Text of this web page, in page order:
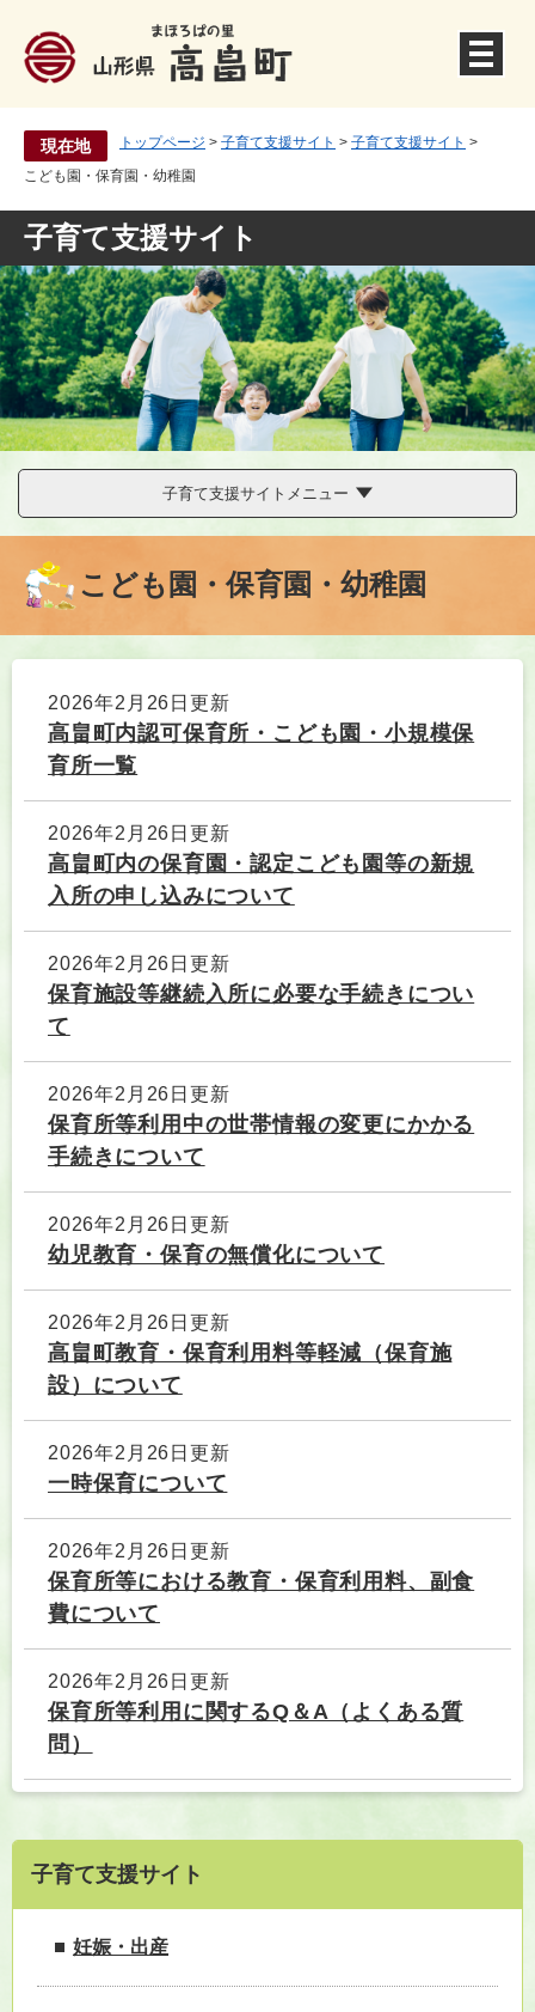
す
現在地 トップページ > 子育て支援サイト > 子育て支援サイト >
こども園・保育園・幼稚園
子育て支援サイト
子育て支援サイトメニュー
こども園・保育園・幼稚園
2026年2月26日更新
高畠町内認可保育所・こども園・小規模保
育所一覧
2026年2月26日更新
高畠町内の保育園・認定こども園等の新規
入所の申し込みについて
2026年2月26日更新
保育施設等継続入所に必要な手続きについ
て
2026年2月26日更新
保育所等利用中の世帯情報の変更にかかる
手続きについて
2026年2月26日更新
幼児教育・保育の無償化について
2026年2月26日更新
高畠町教育・保育利用料等軽減（保育施
設）について
2026年2月26日更新
一時保育について
2026年2月26日更新
保育所等における教育・保育利用料、副食
費について
2026年2月26日更新
保育所等利用に関するQ＆A（よくある質
問）
子育て支援サイト
妊娠・出産